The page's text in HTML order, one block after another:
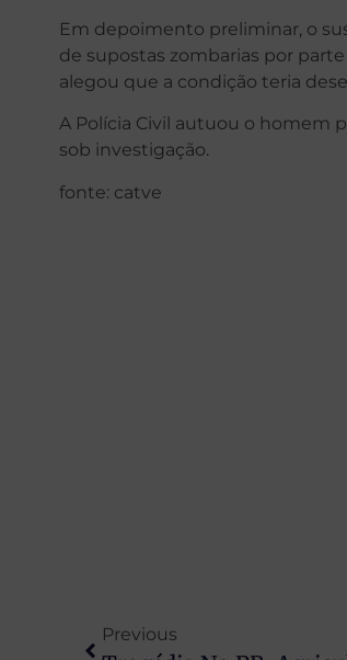
Em depoimento preliminar, o
de supostas zombarias por
alegou que a condição teria
A Polícia Civil autuou o homem
sob investigação.
fonte: catve
Previous